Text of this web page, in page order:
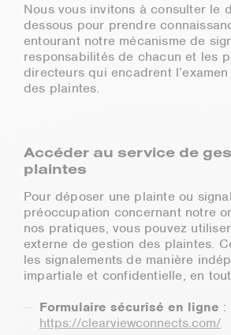
Nous vous invitons à consulter le
dessous pour prendre
entourant notre mécanisme de
responsabilités de chacun et les
directeurs qui encadrent
des plaintes.
Accéder au service de
plaintes
Pour déposer une plainte ou
préoccupation concernant notre
nos pratiques, vous pouvez
externe de gestion des plaintes.
les signalements de manière
impartiale et confidentielle, en
Formulaire sécurisé en ligne :
https://clearviewconnects.com/